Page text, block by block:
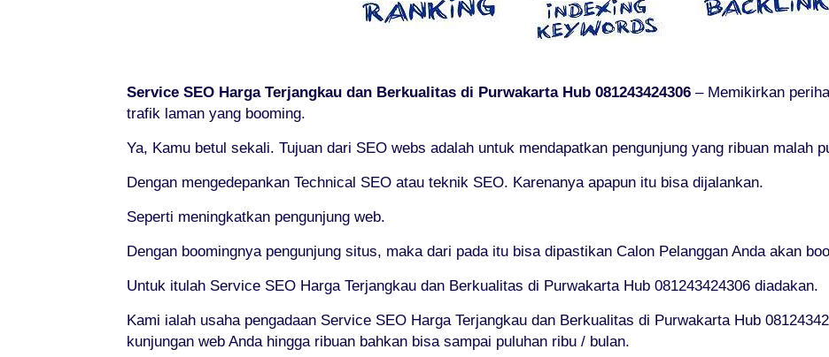
Service SEO Harga Terjangkau dan Berkualitas di Purwakarta Hub 081243424306– Memikirkan
trafik laman yang booming.
Ya, Kamu betul sekali. Tujuan dari SEO webs adalah untuk mendapatkan pengunjung yang ribuan malah
Dengan mengedepankan Technical SEO atau teknik SEO. Karenanya apapun itu bisa dijalankan.
Seperti meningkatkan pengunjung web.
Dengan boomingnya pengunjung situs, maka dari pada itu bisa dipastikan Calon Pelanggan Anda akan
Untuk itulah Service SEO Harga Terjangkau dan Berkualitas di Purwakarta Hub 081243424306 diadakan.
Kami ialah usaha pengadaan Service SEO Harga Terjangkau dan Berkualitas di Purwakarta Hub
kunjungan web Anda hingga ribuan bahkan bisa sampai puluhan ribu / bulan.